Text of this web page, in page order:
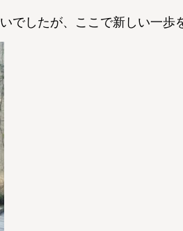
でしたが、ここで新しい一歩